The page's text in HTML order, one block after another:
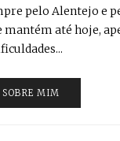
pelo Alentejo e
mantém até hoje,
MIM